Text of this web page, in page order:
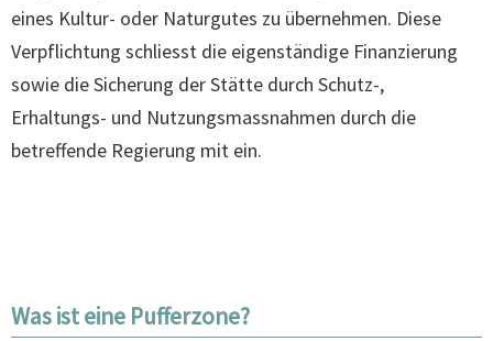
eines Kultur- oder Naturgutes zu übernehmen. Diese
Verpflichtung schliesst die eigenständige Finanzierung
sowie die Sicherung der Stätte durch Schutz-,
Erhaltungs- und Nutzungsmassnahmen durch die
betreffende Regierung mit ein.
Was ist eine Pufferzone?